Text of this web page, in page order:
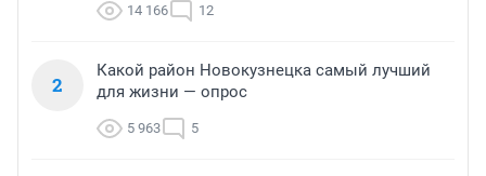
14 166 12
2
Какой район Новокузнецка самый лучший
для жизни — опрос
5 963 5